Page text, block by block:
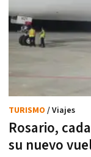
Rosario,
su nuevo
TURISMO / Viajes